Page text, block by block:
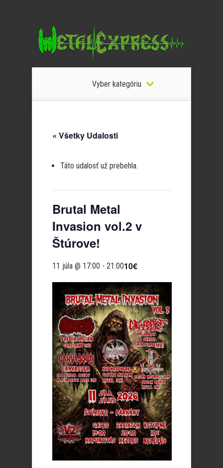
Vyber kategóriu
« Všetky Udalosti
Táto udalosť už prebehla.
Brutal Metal
Invasion vol.2 v
Štúrove!
11 júla @ 17:00 - 21:0010€